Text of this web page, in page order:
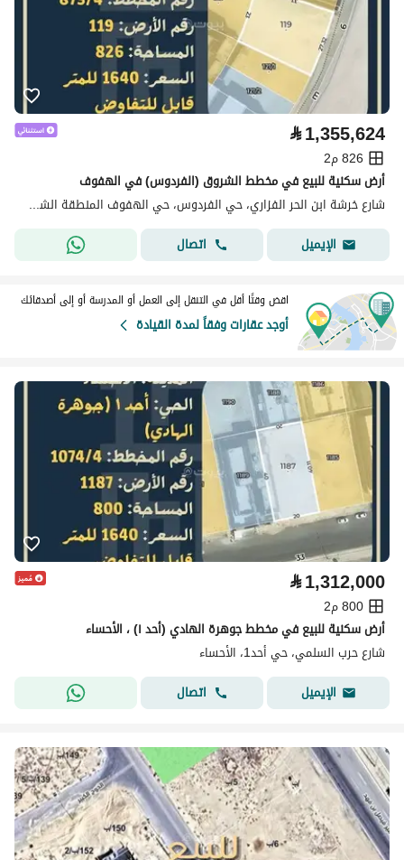
⃁1,355,624
826 م2
أرض سكنية للبيع في مخطط الشروق (الفردوس) في الهفوف
شارع خرشة ابن الحر الفزاري، حي الفردوس، حي الهفوف المنطقة الشرقية، الأحساء
الإيميل
اتصال
اقض وقتًا أقل في التنقل إلى العمل أو المدرسة أو إلى أصدقائك
أوجد عقارات وفقاً لمدة القيادة
⃁1,312,000
800 م2
أرض سكنية للبيع في مخطط جوهرة الهادي (أحد ١) ، الأحساء
شارع حرب السلمي، حي أحد1، الأحساء
الإيميل
اتصال